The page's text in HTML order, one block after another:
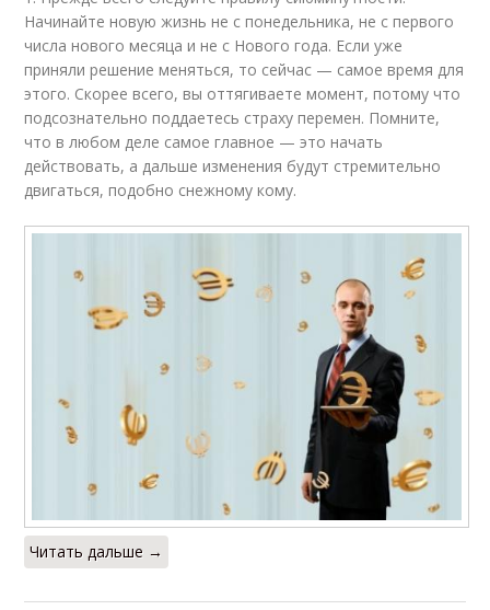
Начинайте новую жизнь не с понедельника, не с первого
числа нового месяца и не с Нового года. Если уже
приняли решение меняться, то сейчас — самое время для
этого. Скорее всего, вы оттягиваете момент, потому что
подсознательно поддаетесь страху перемен. Помните,
что в любом деле самое главное — это начать
действовать, а дальше изменения будут стремительно
двигаться, подобно снежному кому.
Читать дальше →